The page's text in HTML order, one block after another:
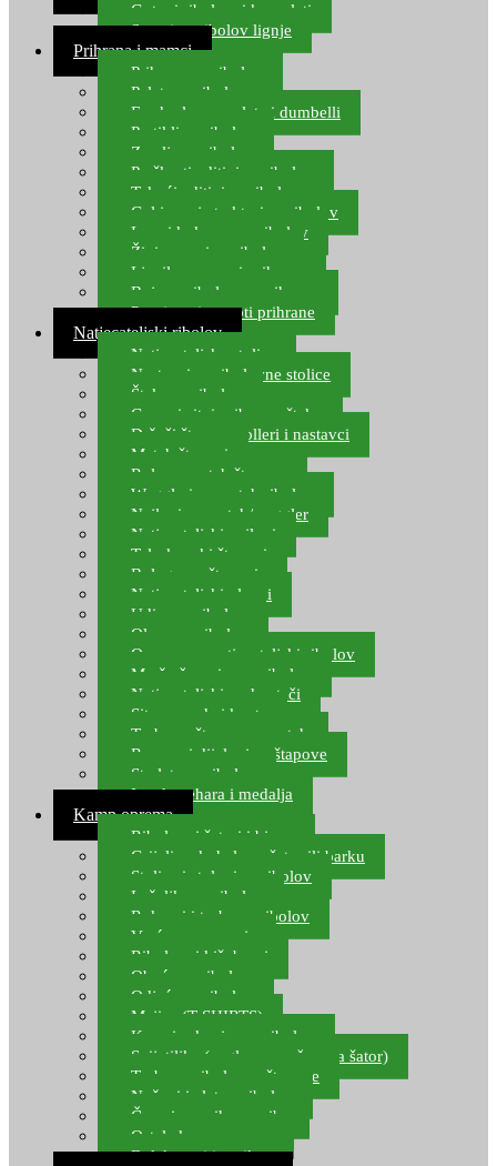
Gotovi ribolovni kompleti
Setovi za ribolov lignje
Prihrana i mamci
Prihrana za ribolov
Pelete za ribolov
Feeder lovne pelete i dumbelli
Partikli za ribolov
Zemlja za ribolov
Praškasti aditivi za ribolov
Tekući aditivi za ribolov
Gel i sprej atraktori za ribolov
Lovni kukuruz za ribolov
Živi mamci za ribolov
Ljepilo za crve i prihranu
Boje za ribolovnu prihranu
Provjereni recepti prihrane
Natjecateljski ribolov
Natjecateljske stolice
Nastavci za ribolovne stolice
Šteke za ribolov
Gume i sitni pribor za šteku
Držači štapova rolleri i nastavci
Match štapovi
Role za match štapove
Waggleri za match ribolov
Najloni za match/waggler
Natjecateljski najloni
Teleskopski štapovi
Bolognese štapovi
Natjecateljski plovci
Udice za ribolov
Olovo za ribolov
Oprema za natjecateljski ribolov
Mreže čuvarice za ribolov
Natjecateljski podmetači
Sito, posude i kante
Torbe za štapove – match
Rezervni dijelovi za štapove
Starlete za ribolov
Izrada pehara i medalja
Kamp oprema
Ribolovni šatori i bivvy
Grijalice, kuhala za šator ili barku
Stolice i stolovi za ribolov
Ležaljke za ribolov
Ruksaci i torbe za ribolov
Vreće za spavanje
Ribolovni kišobrani
Obuća za ribolov
Odjeća za ribolov
Majice (T-SHIRTS)
Kape i rukavice za ribolov
Svijetiljke (naglavne, ručne, za šator)
Torbe za ribolovne štapove
Noževi i alat za ribolov
Čamci za prihranu ribe
Ostala kamp oprema
Dalekozori i optika